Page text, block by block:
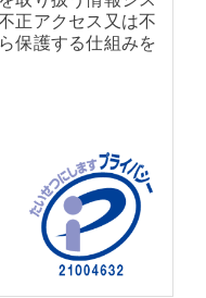
正アクセス又は不
保護する仕組みを